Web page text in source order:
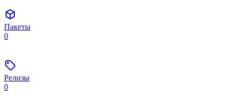
Пакеты
0
Релизы
0